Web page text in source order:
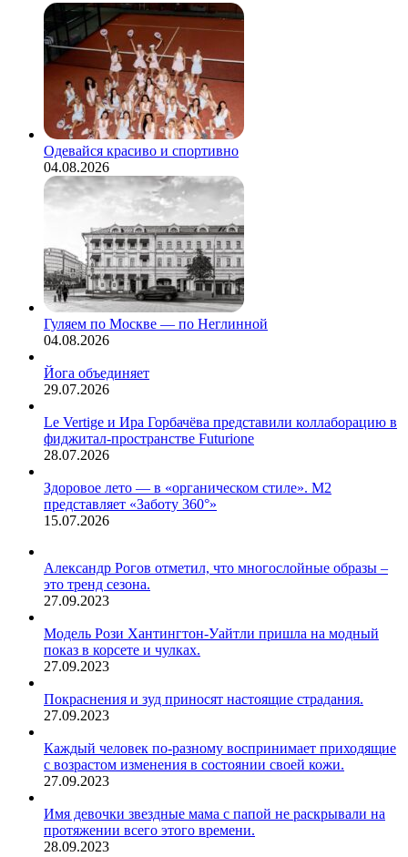
Одевайся красиво и спортивно
04.08.2026
Гуляем по Москве — по Неглинной
04.08.2026
Йога объединяет
29.07.2026
Le Vertige и Ира Горбачёва представили коллаборацию в
фиджитал-пространстве Futurione
28.07.2026
Здоровое лето — в «органическом стиле». М2
представляет «Заботу 360°»
15.07.2026
Александр Рогов отметил, что многослойные образы –
это тренд сезона.
27.09.2023
Модель Рози Хантингтон-Уайтли пришла на модный
показ в корсете и чулках.
27.09.2023
Покраснения и зуд приносят настоящие страдания.
27.09.2023
Каждый человек по-разному воспринимает приходящие
с возрастом изменения в состоянии своей кожи.
27.09.2023
Имя девочки звездные мама с папой не раскрывали на
протяжении всего этого времени.
28.09.2023